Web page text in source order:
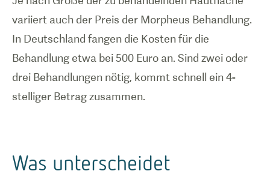
variiert auch der Preis der Morpheus Behandlung.
In Deutschland fangen die Kosten für die
Behandlung etwa bei 500 Euro an. Sind zwei oder
drei Behandlungen nötig, kommt schnell ein 4-
stelliger Betrag zusammen.
Was unterscheidet